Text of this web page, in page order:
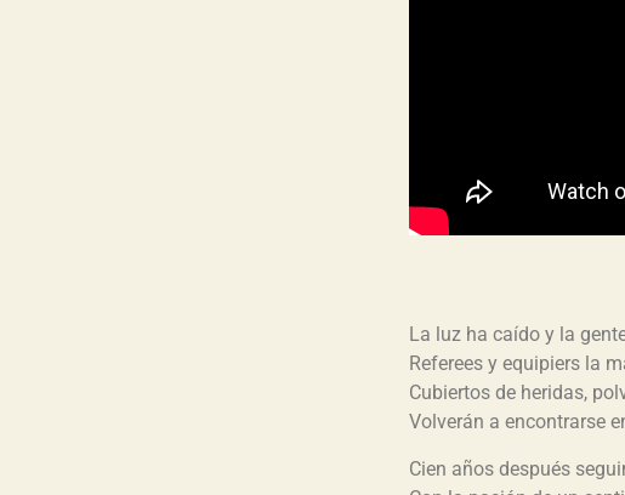
La luz ha caído y la
Referees y equipiers la
Cubiertos de heridas,
Volverán a encontrarse
Cien años después